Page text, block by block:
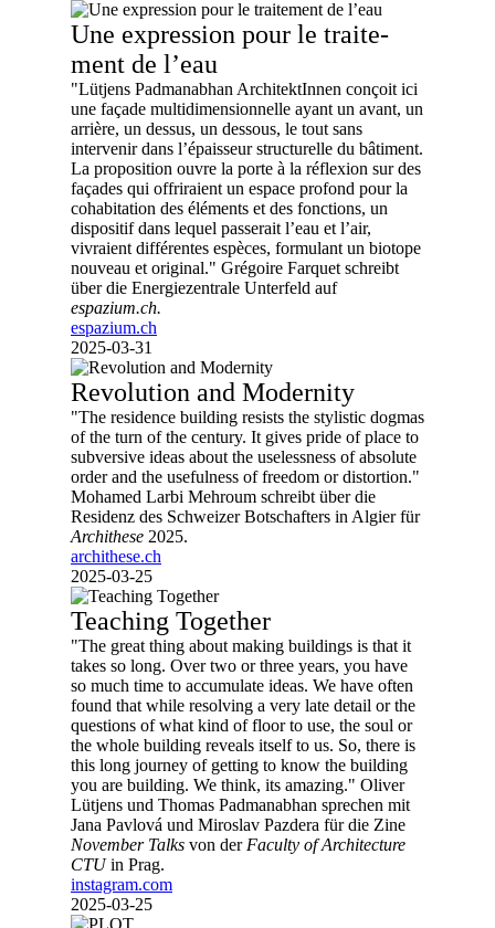
Une ex­pres­sion pour le trai­te­
ment de l’eau
"Lütjens Padmanabhan ArchitektInnen conçoit ici
une façade multidimensionnelle ayant un avant, un
arrière, un dessus, un dessous, le tout sans
intervenir dans l’épaisseur structurelle du bâtiment.
La proposition ouvre la porte à la réflexion sur des
façades qui offriraient un espace profond pour la
cohabitation des éléments et des fonctions, un
dispositif dans lequel passerait l’eau et l’air,
vivraient différentes espèces, formulant un biotope
nouveau et original." Grégoire Farquet schreibt
über die Energiezentrale Unterfeld auf
espazium.ch.
espazium.ch
2025-03-31
Revolution and Modernity
"The residence building resists the stylistic dogmas
of the turn of the century. It gives pride of place to
subversive ideas about the uselessness of absolute
order and the usefulness of freedom or distortion."
Mohamed Larbi Mehroum schreibt über die
Residenz des Schweizer Botschafters in Algier für
Archithese 2025.
archithese.ch
2025-03-25
Teaching Together
"The great thing about making buildings is that it
takes so long. Over two or three years, you have
so much time to accumulate ideas. We have often
found that while resolving a very late detail or the
questions of what kind of floor to use, the soul or
the whole building reveals itself to us. So, there is
this long journey of getting to know the building
you are building. We think, its amazing." Oliver
Lütjens und Thomas Padmanabhan sprechen mit
Jana Pavlová und Miroslav Pazdera für die Zine
November Talks von der Faculty of Architecture
CTUin Prag.
instagram.com
2025-03-25